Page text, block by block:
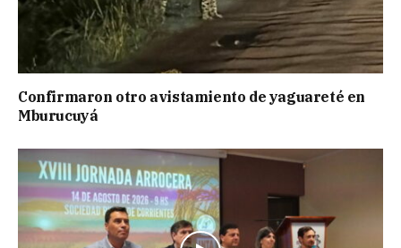
Confirmaron otro avistamiento de yaguareté en
Mburucuyá